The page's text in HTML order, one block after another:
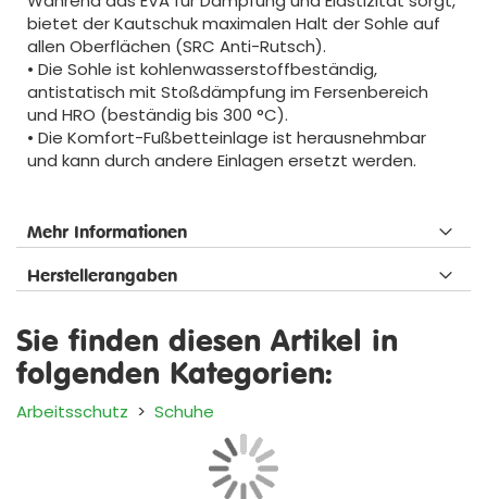
bietet der Kautschuk maximalen Halt der Sohle auf
allen Oberflächen (SRC Anti-Rutsch).
• Die Sohle ist kohlenwasserstoffbeständig,
antistatisch mit Stoßdämpfung im Fersenbereich
und HRO (beständig bis 300 °C).
• Die Komfort-Fußbetteinlage ist herausnehmbar
und kann durch andere Einlagen ersetzt werden.
Mehr Informationen
Herstellerangaben
Sie finden diesen Artikel in
folgenden Kategorien:
Arbeitsschutz > Schuhe